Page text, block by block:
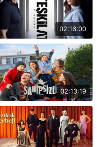
02:16:00
02:13:19